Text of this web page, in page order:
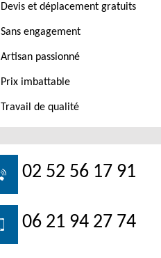
Devis et déplacement gratuits
Sans engagement
Artisan passionné
Prix imbattable
Travail de qualité
02 52 56 17 91
06 21 94 27 74